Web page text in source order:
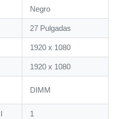
‎Negro
‎27 Pulgadas
‎1920 x 1080
‎1920 x 1080
‎DIMM
1